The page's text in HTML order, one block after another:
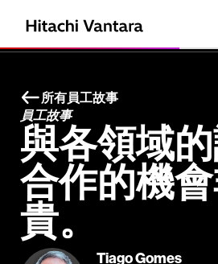
所有員工故事
員工故事
與各領域
合作的機
貴。
Tiago Gomes